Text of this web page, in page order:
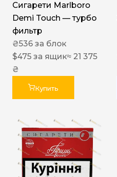
Сигарети Marlboro
Demi Touch — турбо
фильтр
₴536 за блок
$475 за ящик≈ 21 375
₴
Купить